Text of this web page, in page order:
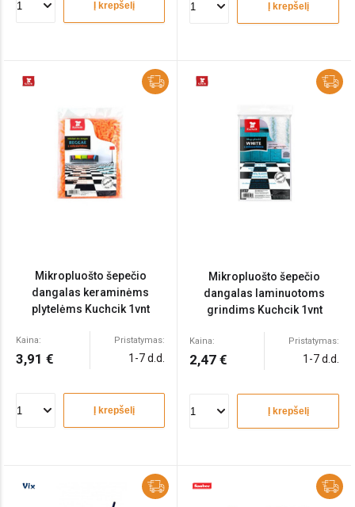
Į krepšelį Į krepšelį
Mikropluošto šepečio
dangalas keraminėms
plytelėms Kuchcik 1vnt
Kaina:
3,91 €
Pristatymas:
1-7 d.d.
Į krepšelį
Mikropluošto šepečio
dangalas laminuotoms
grindims Kuchcik 1vnt
Kaina:
2,47 €
Pristatymas:
1-7 d.d.
Į krepšelį